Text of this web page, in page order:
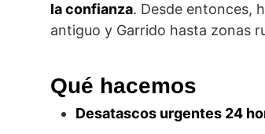
la confianza. Desde entonces,
antiguo y Garrido hasta zonas
Qué hacemos
Desatascos urgentes 24